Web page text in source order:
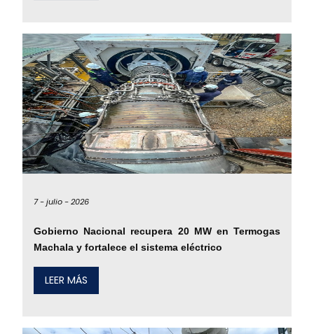
7 -julio -2026
Gobierno Nacional recupera 20 MW en Termogas
Machala y fortalece el sistema eléctrico
LEER MÁS